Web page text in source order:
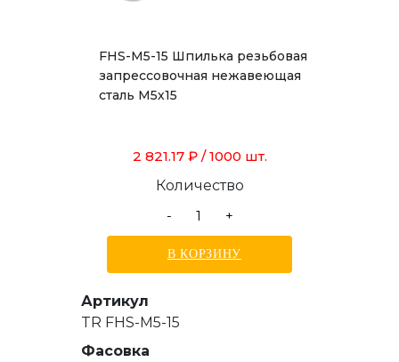
FHS-M5-15 Шпилька резьбовая
запрессовочная нежавеющая
сталь М5х15
2 821.17 ₽ / 1000 шт.
Количество
-
+
В КОРЗИНУ
Артикул
TR FHS-M5-15
Фасовка